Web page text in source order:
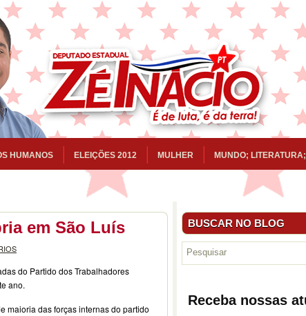
HUMANOS ELEIÇÕES 2012 MULHER MUNDO;
em São Luís
do Partido dos Trabalhadores
ano.
maioria das forças internas do partido
BUSCAR NO BLOG
Receba nossas